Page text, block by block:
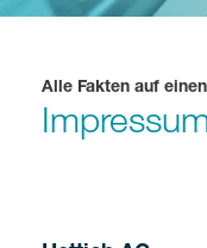
Über uns
News & Events
Alle Fakten auf